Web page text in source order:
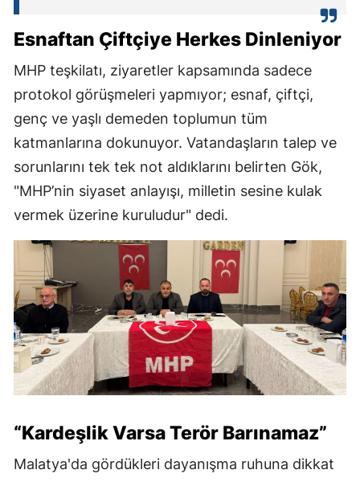
Esnaftan Çiftçiye Herkes Dinleniyor
MHP teşkilatı, ziyaretler kapsamında sadece
protokol görüşmeleri yapmıyor; esnaf, çiftçi,
genç ve yaşlı demeden toplumun tüm
katmanlarına dokunuyor. Vatandaşların talep ve
sorunlarını tek tek not aldıklarını belirten Gök,
"MHP’nin siyaset anlayışı, milletin sesine kulak
vermek üzerine kuruludur" dedi.
“Kardeşlik Varsa Terör Barınamaz”
Malatya'da gördükleri dayanışma ruhuna dikkat